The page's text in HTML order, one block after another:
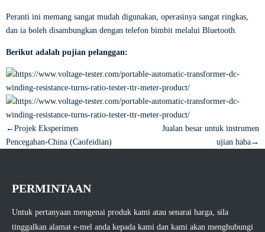
Peranti ini memang sangat mudah digunakan, operasinya sangat ringkas,
dan ia boleh disambungkan dengan telefon bimbit melalui Bluetooth.
Berikut adalah pujian pelanggan:
←Projek Eksperimen
Pencegahan-China (Caofeidian)
Jualan besar untuk instrumen
ujian haba→
PERMINTAAN
Untuk pertanyaan mengenai produk kami atau senarai harga, sila
tinggalkan alamat e-mel anda kepada kami dan kami akan menghubungi